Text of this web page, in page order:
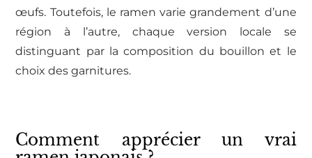
œufs. Toutefois, le ramen varie grandement d’une
région à l’autre, chaque version locale se
distinguant par la composition du bouillon et le
choix des garnitures.
Comment apprécier un vrai